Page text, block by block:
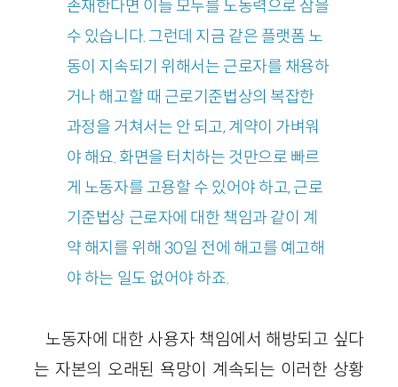
존재한다면 이들 모두를 노동력으로 삼을
수 있습니다. 그런데 지금 같은 플랫폼 노
동이 지속되기 위해서는 근로자를 채용하
거나 해고할 때 근로기준법상의 복잡한
과정을 거쳐서는 안 되고, 계약이 가벼워
야 해요. 화면을 터치하는 것만으로 빠르
게 노동자를 고용할 수 있어야 하고, 근로
기준법상 근로자에 대한 책임과 같이 계
약 해지를 위해 30일 전에 해고를 예고해
야 하는 일도 없어야 하죠.
노동자에 대한 사용자 책임에서 해방되고 싶다
는 자본의 오래된 욕망이 계속되는 이러한 상황